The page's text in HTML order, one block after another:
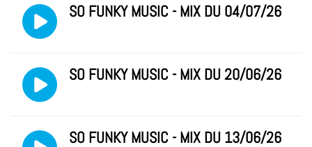
SO FUNKY MUSIC - MIX DU 04/07/26
SO FUNKY MUSIC - MIX DU 20/06/26
SO FUNKY MUSIC - MIX DU 13/06/26